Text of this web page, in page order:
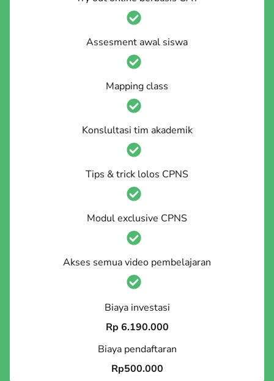
Assesment awal siswa
Mapping class
Konslultasi tim akademik
Tips & trick lolos CPNS
Modul exclusive CPNS
Akses semua video pembelajaran
Biaya investasi
Rp 6.190.000
Biaya pendaftaran
Rp500.000